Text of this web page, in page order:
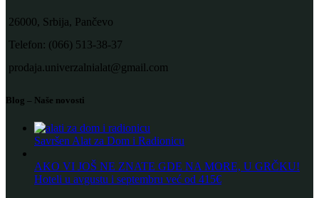
26000, Srbija, Pančevo
Telefon: (066) 513-38-37
prodaja.univerzalnialat@gmail.com
Blog – Naše novosti
Savršen Alat za Dom i Radionicu
AKO VI JOŠ NE ZNATE GDE NA MORE, U GRČKU!
Hoteli u avgustu i septembru već od 415€